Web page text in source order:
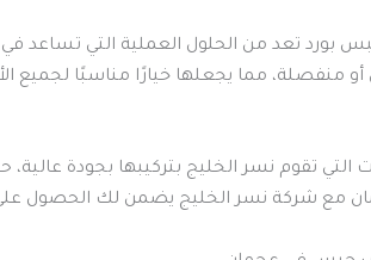
بورد تعد من الحلول العملية التي
أو منفصلة، مما يجعلها خيارًا مناسبًا
التي تقوم نسر الخليج بتركيبها بجودة
مع شركة نسر الخليج يضمن لك الحصول